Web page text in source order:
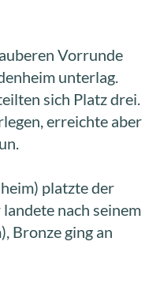
Vorrunde
unterlag.
sich Platz drei.
erreichte aber
platzte der
nach seinem
Bronze ging an